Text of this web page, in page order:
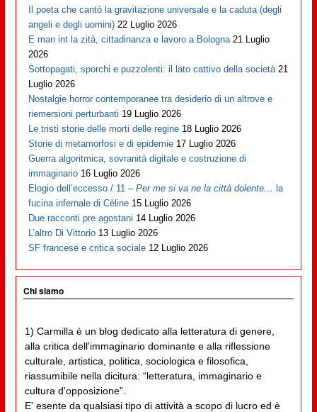
Il poeta che cantò la gravitazione universale e la caduta (degli
angeli e degli uomini) 22 Luglio 2026
E man int la zità, cittadinanza e lavoro a Bologna 21 Luglio
2026
Sottopagati, sporchi e puzzolenti: il lato cattivo della società 21
Luglio 2026
Nostalgie horror contemporanee tra desiderio di un altrove e
riemersioni perturbanti 19 Luglio 2026
Le tristi storie delle morti delle regine 18 Luglio 2026
Storie di metamorfosi e di epidemie 17 Luglio 2026
Guerra algoritmica, sovranità digitale e costruzione di
immaginario 16 Luglio 2026
Elogio dell’eccesso / 11 –Per me si va ne la città dolente… la
fucina infernale di Cèline 15 Luglio 2026
Due racconti pre agostani 14 Luglio 2026
L’altro Di Vittorio 13 Luglio 2026
SF francese e critica sociale 12 Luglio 2026
Chi siamo
1) Carmilla è un blog dedicato alla letteratura di genere,
alla critica dell'immaginario dominante e alla riflessione
culturale, artistica, politica, sociologica e filosofica,
riassumibile nella dicitura: “letteratura, immaginario e
cultura d'opposizione”.
E' esente da qualsiasi tipo di attività a scopo di lucro ed è